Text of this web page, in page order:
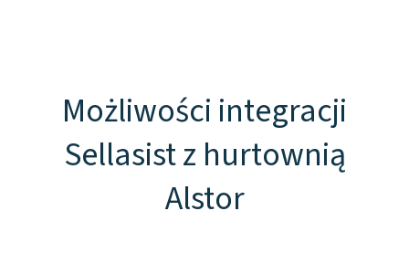
Możliwości integracji
Sellasist z hurtownią
Alstor